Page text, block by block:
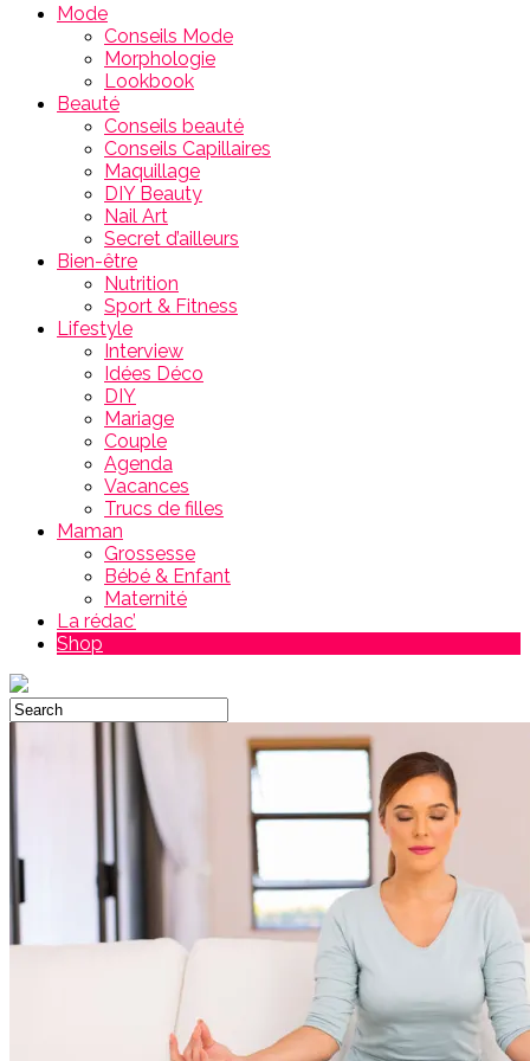
Mode
Conseils Mode
Morphologie
Lookbook
Beauté
Conseils beauté
Conseils Capillaires
Maquillage
DIY Beauty
Nail Art
Secret d’ailleurs
Bien-être
Nutrition
Sport & Fitness
Lifestyle
Interview
Idées Déco
DIY
Mariage
Couple
Agenda
Vacances
Trucs de filles
Maman
Grossesse
Bébé & Enfant
Maternité
La rédac’
Shop